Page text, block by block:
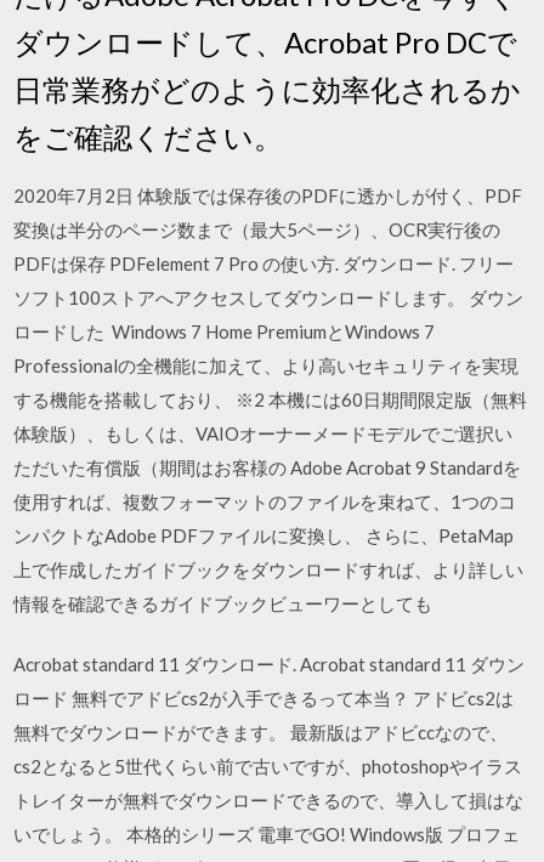
ダウンロードして、Acrobat Pro DCで
日常業務がどのように効率化されるか
をご確認ください。
2020年7月2日 体験版では保存後のPDFに透かしが付く、PDF
変換は半分のページ数まで（最大5ページ）、OCR実行後の
PDFは保存 PDFelement 7 Pro の使い方. ダウンロード. フリー
ソフト100ストアへアクセスしてダウンロードします。 ダウン
ロードした Windows 7 Home PremiumとWindows 7
Professionalの全機能に加えて、より高いセキュリティを実現
する機能を搭載しており、 ※2 本機には60日期間限定版（無料
体験版）、もしくは、VAIOオーナーメードモデルでご選択い
ただいた有償版（期間はお客様の Adobe Acrobat 9 Standardを
使用すれば、複数フォーマットのファイルを束ねて、1つのコ
ンパクトなAdobe PDFファイルに変換し、 さらに、PetaMap
上で作成したガイドブックをダウンロードすれば、より詳しい
情報を確認できるガイドブックビューワーとしても
Acrobat standard 11 ダウンロード. Acrobat standard 11 ダウン
ロード 無料でアドビcs2が入手できるって本当？ アドビcs2は
無料でダウンロードができます。 最新版はアドビccなので、
cs2となると5世代くらい前で古いですが、photoshopやイラス
トレイターが無料でダウンロードできるので、導入して損はな
いでしょう。 本格的シリーズ 電車でGO! Windows版 プロフェ